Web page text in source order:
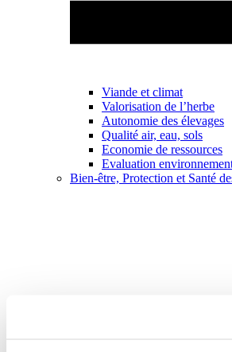
Viande et climat
Valorisation de l’herbe
Autonomie des élevages
Qualité air, eau, sols
Economie de ressources
Evaluation
Bien-être, Protection et Santé